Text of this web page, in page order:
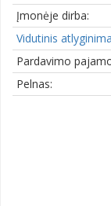
Įmonėje dirba:
Vidutinis
Pardavimo
Pelnas: